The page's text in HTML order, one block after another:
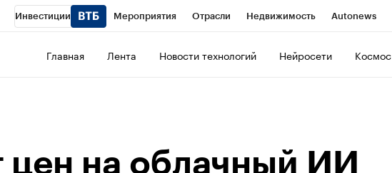
Инвестиции Мероприятия Отрасли Недвижимость Autonews
Главная Лента Новости технологий Нейросети Космос
цен на облачный ИИ